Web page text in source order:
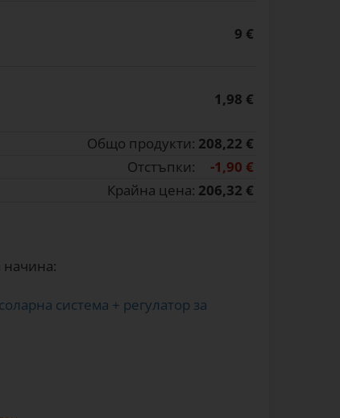
9 €
1,98 €
Общо продукти: 208,22 €
Отстъпки:
-1,90 €
Крайна цена: 206,32 €
начина:
соларна система + регулатор за